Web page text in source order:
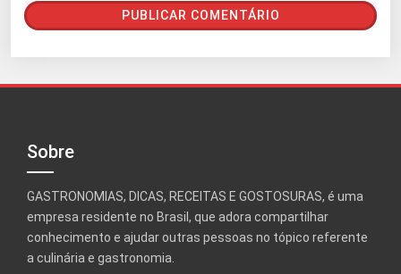
Sobre
GASTRONOMIAS, DICAS, RECEITAS E GOSTOSURAS, é uma
empresa residente no Brasil, que adora compartilhar
conhecimento e ajudar outras pessoas no tópico referente
a culinária e gastronomia.